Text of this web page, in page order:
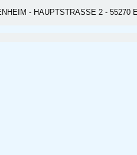
- HAUPTSTRASSE 2 - 55270